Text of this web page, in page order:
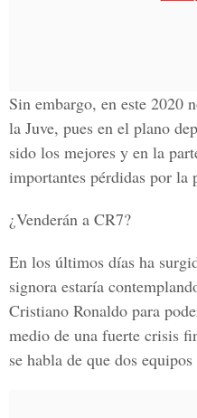
Sin embargo, en este 2020
la Juve, pues en el plano
sido los mejores y en la
importantes pérdidas por la
¿Venderán a CR7?
En los últimos días ha
signora estaría
Cristiano Ronaldo para
medio de una fuerte crisis
se habla de que dos